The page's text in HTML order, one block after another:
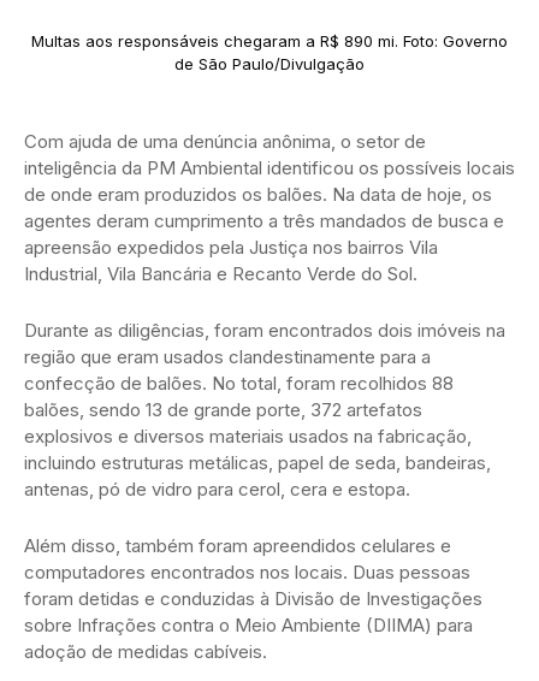
Multas aos responsáveis chegaram a R$ 890 mi. Foto: Governo
de São Paulo/Divulgação
Com ajuda de uma denúncia anônima, o setor de
inteligência da PM Ambiental identificou os possíveis locais
de onde eram produzidos os balões. Na data de hoje, os
agentes deram cumprimento a três mandados de busca e
apreensão expedidos pela Justiça nos bairros Vila
Industrial, Vila Bancária e Recanto Verde do Sol.
Durante as diligências, foram encontrados dois imóveis na
região que eram usados clandestinamente para a
confecção de balões. No total, foram recolhidos 88
balões, sendo 13 de grande porte, 372 artefatos
explosivos e diversos materiais usados na fabricação,
incluindo estruturas metálicas, papel de seda, bandeiras,
antenas, pó de vidro para cerol, cera e estopa.
Além disso, também foram apreendidos celulares e
computadores encontrados nos locais. Duas pessoas
foram detidas e conduzidas à Divisão de Investigações
sobre Infrações contra o Meio Ambiente (DIIMA) para
adoção de medidas cabíveis.